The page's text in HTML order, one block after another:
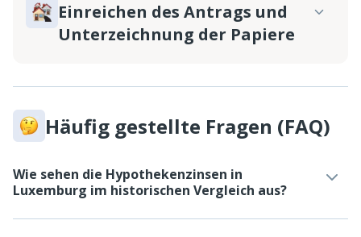
Einreichen des Antrags und
Unterzeichnung der Papiere
Häufig gestellte Fragen (FAQ)
Wie sehen die Hypothekenzinsen in
Luxemburg im historischen Vergleich aus?